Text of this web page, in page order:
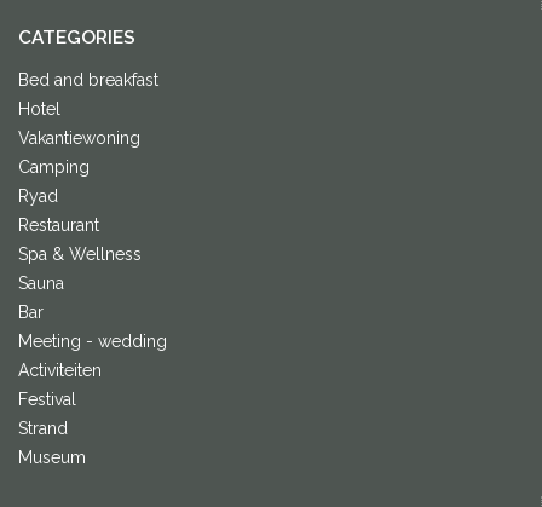
CATEGORIES
Bed and breakfast
Hotel
Vakantiewoning
Camping
Ryad
Restaurant
Spa & Wellness
Sauna
Bar
Meeting - wedding
Activiteiten
Festival
Strand
Museum